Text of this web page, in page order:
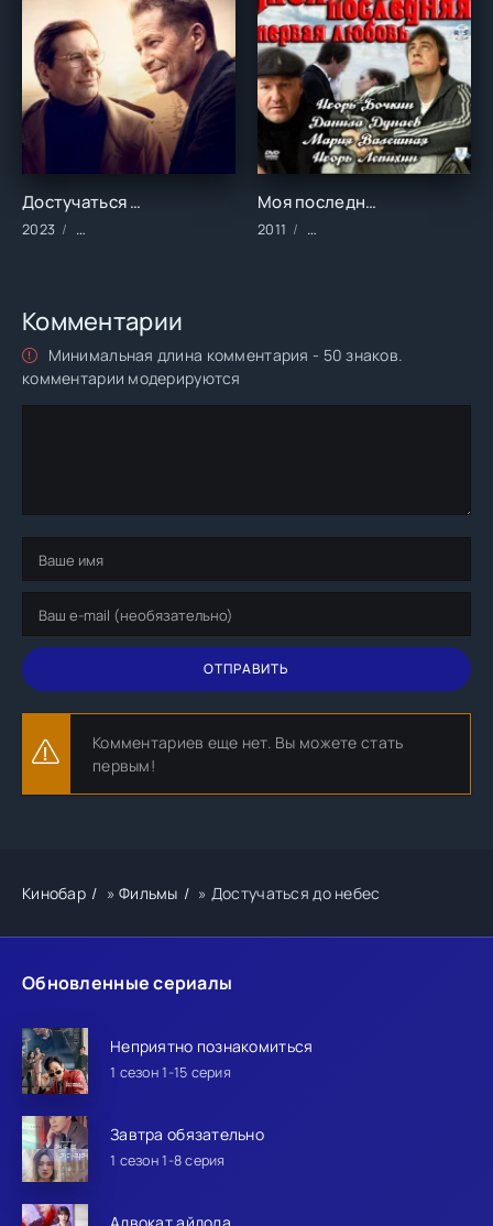
Обновленные сериалы
Неприятно познакомиться
1 сезон 1-15 серия
Завтра обязательно
1 сезон 1-8 серия
Достучаться до небес 2 (2023)
2023 Фильмы/2023 год/Зарубежные/Комедии
Моя последняя первая любовь (2011)
2011 Фильмы/Зарубежные/
Комментарии
Минимальная длина комментария - 50 знаков.
комментарии модерируются
ОТПРАВИТЬ
Комментариев еще нет. Вы можете стать
первым!
Кинобар »Фильмы » Достучаться до небес